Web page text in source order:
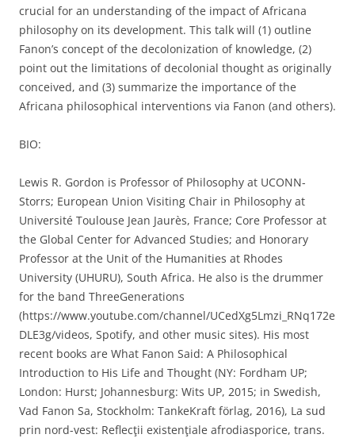
crucial for an understanding of the impact of Africana
philosophy on its development. This talk will (1) outline
Fanon’s concept of the decolonization of knowledge, (2)
point out the limitations of decolonial thought as originally
conceived, and (3) summarize the importance of the
Africana philosophical interventions via Fanon (and others).
BIO:
Lewis R. Gordon is Professor of Philosophy at UCONN-
Storrs; European Union Visiting Chair in Philosophy at
Université Toulouse Jean Jaurès, France; Core Professor at
the Global Center for Advanced Studies; and Honorary
Professor at the Unit of the Humanities at Rhodes
University (UHURU), South Africa. He also is the drummer
for the band ThreeGenerations
(https://www.youtube.com/channel/UCedXg5Lmzi_RNq172e
DLE3g/videos, Spotify, and other music sites). His most
recent books are What Fanon Said: A Philosophical
Introduction to His Life and Thought (NY: Fordham UP;
London: Hurst; Johannesburg: Wits UP, 2015; in Swedish,
Vad Fanon Sa, Stockholm: TankeKraft förlag, 2016), La sud
prin nord-vest: Reflecţii existenţiale afrodiasporice, trans.